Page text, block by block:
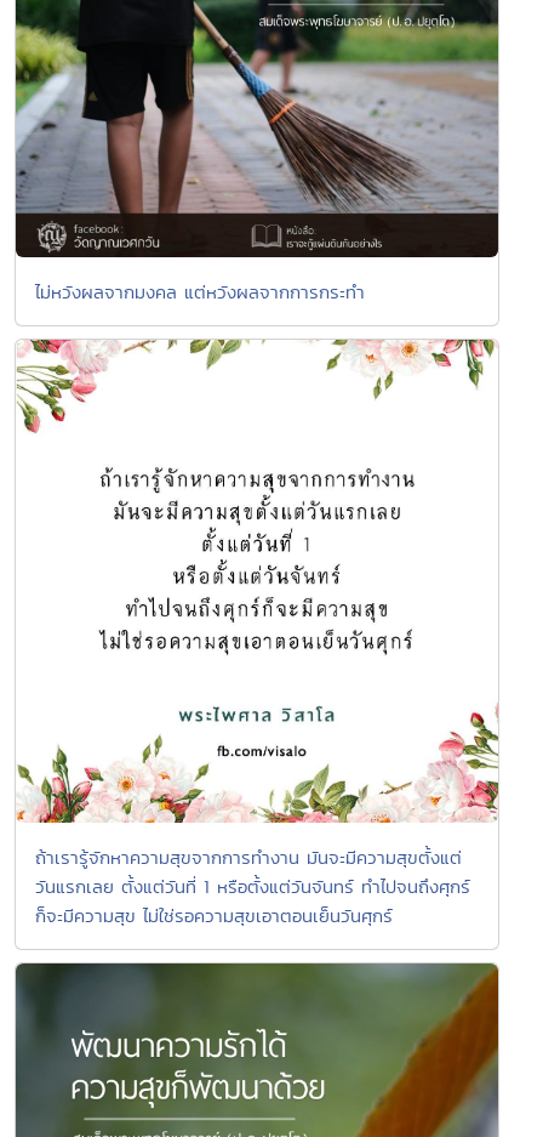
ไม่หวังผลจากมงคล แต่หวังผลจากการกระทำ
ถ้าเรารู้จักหาความสุขจากการทำงาน มันจะมีความสุขตั้งแต่
วันแรกเลย ตั้งแต่วันที่ 1 หรือตั้งแต่วันจันทร์ ทำไปจนถึงศุกร์
ก็จะมีความสุข ไม่ใช่รอความสุขเอาตอนเย็นวันศุกร์